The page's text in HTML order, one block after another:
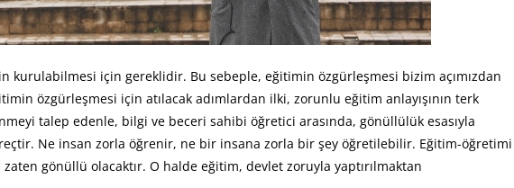
kurulabilmesi için gereklidir. Bu sebeple, eğitimin özgürleşmesi bizim açımızdan
özgürleşmesi için atılacak adımlardan ilki, zorunlu eğitim anlayışının terk
talep edenle, bilgi ve beceri sahibi öğretici arasında, gönüllülük esasıyla
Ne insan zorla öğrenir, ne bir insana zorla bir şey öğretilebilir. Eğitim-öğretimi
gönüllü olacaktır. O halde eğitim, devlet zoruyla yaptırılmaktan